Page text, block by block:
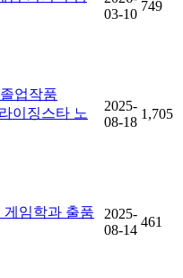
03-10
749
업작품
이징스타 노
2025-
08-18
1,705
게임학과 출품
2025-
08-14
461